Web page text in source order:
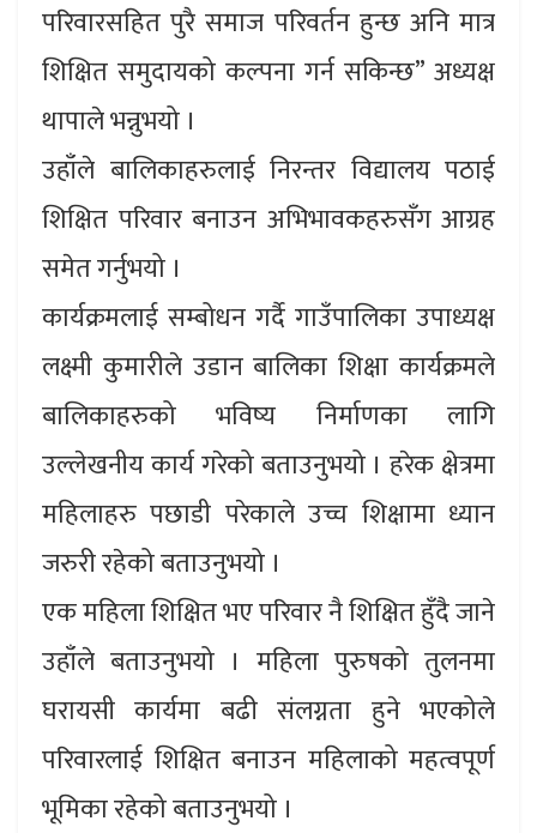
परिवारसहित पुरै समाज परिवर्तन हुन्छ अनि मात्र
शिक्षित समुदायको कल्पना गर्न सकिन्छ” अध्यक्ष
थापाले भन्नुभयो ।
उहाँले बालिकाहरुलाई निरन्तर विद्यालय पठाई
शिक्षित परिवार बनाउन अभिभावकहरुसँग आग्रह
समेत गर्नुभयो ।
कार्यक्रमलाई सम्बोधन गर्दै गाउँपालिका उपाध्यक्ष
लक्ष्मी कुमारीले उडान बालिका शिक्षा कार्यक्रमले
बालिकाहरुको भविष्य निर्माणका लागि
उल्लेखनीय कार्य गरेको बताउनुभयो । हरेक क्षेत्रमा
महिलाहरु पछाडी परेकाले उच्च शिक्षामा ध्यान
जरुरी रहेको बताउनुभयो ।
एक महिला शिक्षित भए परिवार नै शिक्षित हुँदै जाने
उहाँले बताउनुभयो । महिला पुरुषको तुलनमा
घरायसी कार्यमा बढी संलग्नता हुने भएकोले
परिवारलाई शिक्षित बनाउन महिलाको महत्वपूर्ण
भूमिका रहेको बताउनुभयो ।